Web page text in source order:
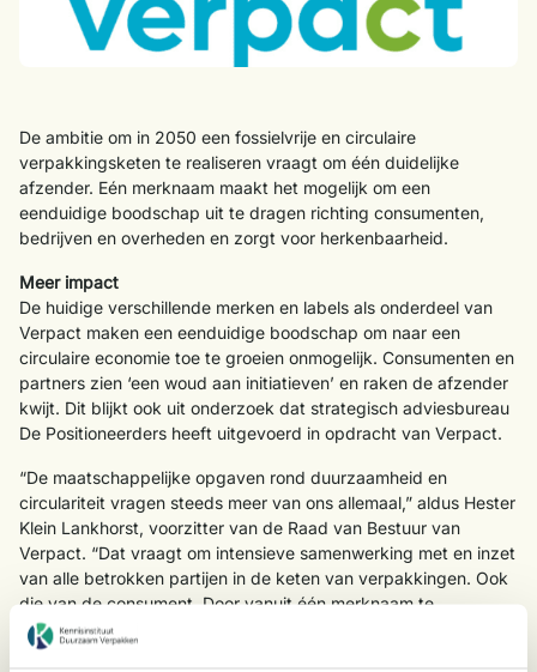
De ambitie om in 2050 een fossielvrije en circulaire
verpakkingsketen te realiseren vraagt om één duidelijke
afzender. Eén merknaam maakt het mogelijk om een
eenduidige boodschap uit te dragen richting consumenten,
bedrijven en overheden en zorgt voor herkenbaarheid.
Meer impact
De huidige verschillende merken en labels als onderdeel van
Verpact maken een eenduidige boodschap om naar een
circulaire economie toe te groeien onmogelijk. Consumenten en
partners zien ‘een woud aan initiatieven’ en raken de afzender
kwijt. Dit blijkt ook uit onderzoek dat strategisch adviesbureau
De Positioneerders heeft uitgevoerd in opdracht van Verpact.
“De maatschappelijke opgaven rond duurzaamheid en
circulariteit vragen steeds meer van ons allemaal,” aldus Hester
Klein Lankhorst, voorzitter van de Raad van Bestuur van
Verpact. “Dat vraagt om intensieve samenwerking met en inzet
van alle betrokken partijen in de keten van verpakkingen. Ook
die van de consument. Door vanuit één merknaam te
communiceren komt onze boodschap beter aan.”